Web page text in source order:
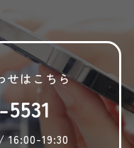
せはこちら
19:30